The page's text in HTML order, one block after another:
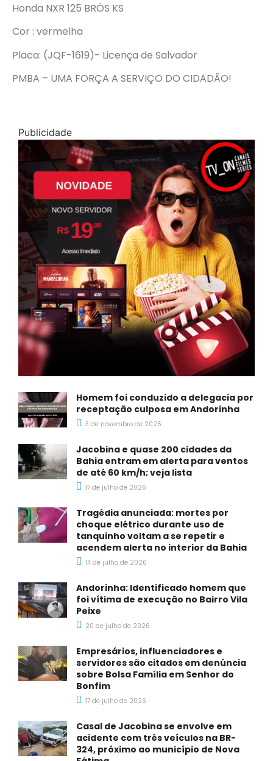
Honda NXR 125 BRÓS KS
Cor : vermelha
Placa: (JQF-1619)- Licença de Salvador
PMBA – UMA FORÇA A SERVIÇO DO CIDADÃO!
Publicidade
Homem foi conduzido a delegacia por
receptação culposa em Andorinha
3 de novembro de 2025
Jacobina e quase 200 cidades da
Bahia entram em alerta para ventos
de até 60 km/h; veja lista
17 de julho de 2026
Tragédia anunciada: mortes por
choque elétrico durante uso de
tanquinho voltam a se repetir e
acendem alerta no interior da Bahia
14 de julho de 2026
Andorinha: Identificado homem que
foi vítima de execução no Bairro Vila
Peixe
20 de julho de 2026
Empresários, influenciadores e
servidores são citados em denúncia
sobre Bolsa Família em Senhor do
Bonfim
17 de julho de 2026
Casal de Jacobina se envolve em
acidente com três veículos na BR-
324, próximo ao município de Nova